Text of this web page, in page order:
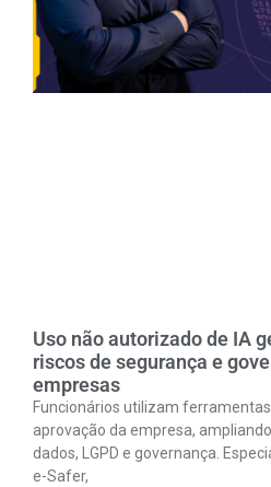
Uso não autorizado de IA
riscos de segurança e
empresas
Funcionários utilizam
aprovação da empresa,
dados, LGPD e governança.
e-Safer,